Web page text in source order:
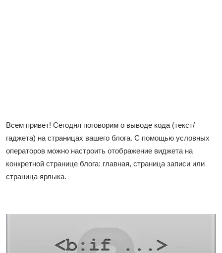
Всем привет! Сегодня поговорим о выводе кода (текст/
гаджета) на страницах вашего блога. С помощью условных
операторов можно настроить отображение виджета на
конкретной странице блога: главная, страница записи или
страница ярлыка.